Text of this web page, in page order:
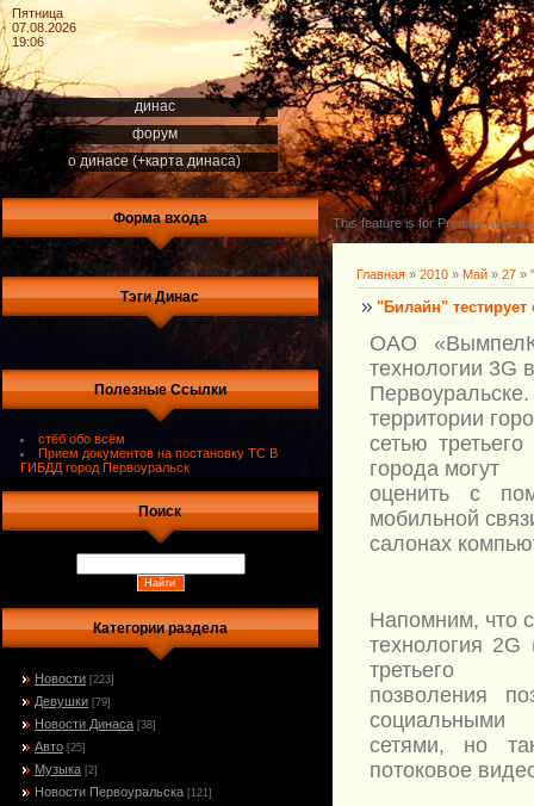
Пятница
07.08.2026
19:06
динас
форум
о динасе (+карта динаса)
Форма входа
Тэги Динас
Полезные Ссылки
стёб обо всём
Прием документов на постановку ТС В
ГИБДД город Первоуральск
Поиск
Категории раздела
Новости [223]
Девушки [79]
Новости Динаса [38]
Авто [25]
Музыка [2]
Новости Первоуральска [121]
This feature is for Premium users
Главная » 2010 » Май » 27 »
"Билайн" тестирует
ОАО
технологии 3G в
территории
сетью
города могут
оценить с
мобильной
салонах
Напомним, что
технология
третьего
позволения
социальными
сетями, но
потоковое